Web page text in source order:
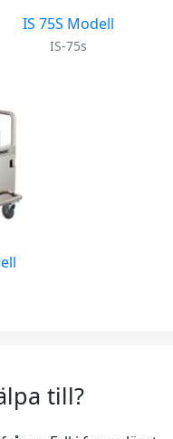
IS 75S Modell
IS-75s
till?